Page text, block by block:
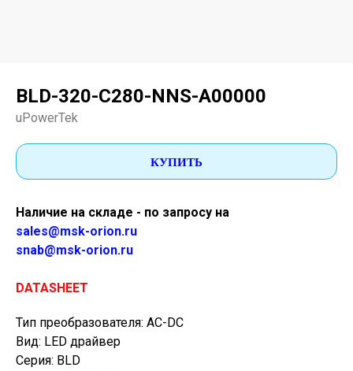
BLD-320-C280-NNS-A00000
uPowerTek
КУПИТЬ
Наличие на складе - по запросу на
sales@msk-orion.ru
snab@msk-orion.ru
DATASHEET
Тип преобразователя: AC-DC
Вид: LED драйвер
Серия: BLD